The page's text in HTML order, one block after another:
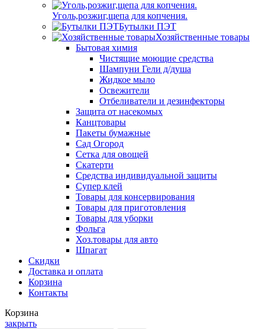
Уголь,розжиг,щепа для копчения.
Бутылки ПЭТ
Хозяйственные товары
Бытовая химия
Чистящие моющие средства
Шампуни Гели д/душа
Жидкое мыло
Освежители
Отбеливатели и дезинфекторы
Защита от насекомых
Канцтовары
Пакеты бумажные
Сад Огород
Сетка для овощей
Скатерти
Средства индивидуальной защиты
Супер клей
Товары для консервирования
Товары для приготовления
Товары для уборки
Фольга
Хоз.товары для авто
Шпагат
Скидки
Доставка и оплата
Корзина
Контакты
Корзина
закрыть